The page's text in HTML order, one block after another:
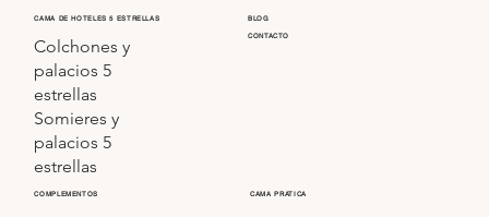
CAMA DE HOTELES 5 ESTRELLAS
Colchones y
palacios 5
estrellas
Somieres y
palacios 5
estrellas
COMPLEMENTOS CAMA PRATICA
BLOG
CONTACTO